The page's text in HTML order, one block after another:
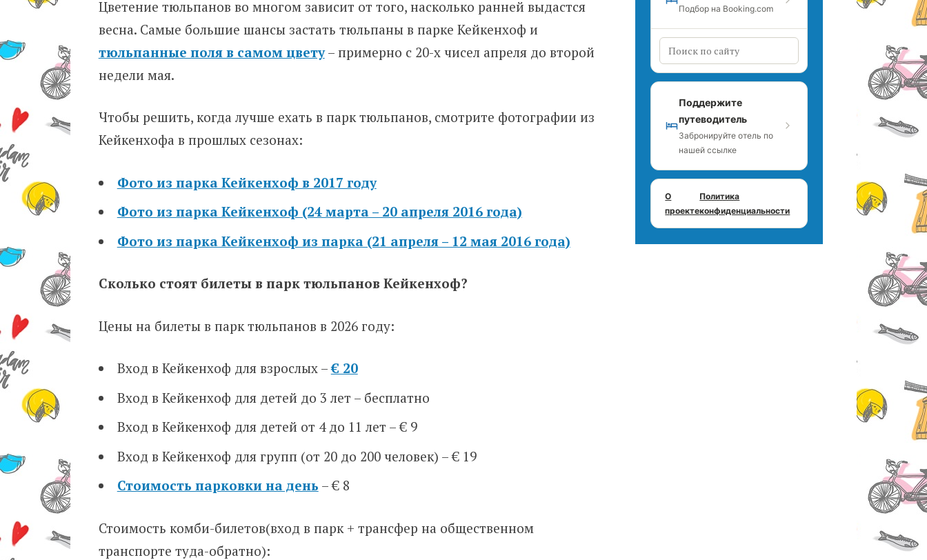
Цветение тюльпанов во многом зависит от того, насколько ранней выдастся
весна. Самые большие шансы застать тюльпаны в парке Кейкенхоф и
тюльпанные поля в самом цвету– примерно с 20-х чисел апреля до второй
недели мая.
Чтобы решить, когда лучше ехать в парк тюльпанов, смотрите фотографии из
Кейкенхофа в прошлых сезонах:
Фото из парка Кейкенхоф в 2017 году
Фото из парка Кейкенхоф (24 марта – 20 апреля 2016 года)
Фото из парка Кейкенхоф из парка (21 апреля – 12 мая 2016 года)
Сколько стоят билеты в парк тюльпанов Кейкенхоф?
Цены на билеты в парк тюльпанов в 2026 году:
Вход в Кейкенхоф для взрослых –€ 20
Вход в Кейкенхоф для детей до 3 лет – бесплатно
Вход в Кейкенхоф для детей от 4 до 11 лет – € 9
Вход в Кейкенхоф для групп (от 20 до 200 человек) – € 19
Стоимость парковки на день – € 8
Стоимость комби-билетов(вход в парк + трансфер на общественном
транспорте туда-обратно):
Подбор на Booking.com
Поддержите
путеводитель
Забронируйте отель по
нашей ссылке
О
проекте
Политика
конфиденциальности